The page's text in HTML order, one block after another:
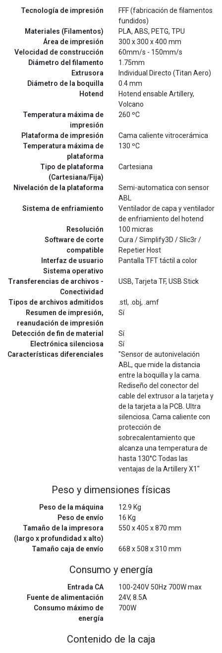
Tecnología de impresión
FFF (fabricación de filamentos
fundidos)
Materiales (Filamentos)
PLA, ABS, PETG, TPU
Área de impresión
300 x 300 x 400 mm
Velocidad de construcción
60mm/s - 150mm/s
Diámetro del filamento
1.75mm
Extrusora
Individual Directo (Titan Aero)
Diámetro de la boquilla
0.4 mm
Hotend
Hotend ensable Artillery,
Volcano
Temperatura máxima de
impresión
260 ºC
Plataforma de impresión
Cama caliente vitrocerámica
Temperatura máxima de
plataforma
130 ºC
Tipo de plataforma
(Cartesiana/Fija)
Cartesiana
Nivelación de la plataforma
Semi-automatica con sensor
ABL
Sistema de enfriamiento
Ventilador de capa y ventilador
de enfriamiento del hotend
Resolución
100 micras
Software de corte
compatible
Cura / Simplify3D / Slic3r /
Repetier Host
Interfaz de usuario
Pantalla TFT táctil a color
Sistema operativo
Transferencias de archivos -
Conectividad
USB, Tarjeta TF, USB Stick
Tipos de archivos admitidos
.stl, .obj, .amf
Resumen de impresión,
reanudación de impresión
Sí
Detección de fin de material
Sí
Electrónica silenciosa
Sí
Características diferenciales
"Sensor de autonivelación
ABL, que mide la distancia
entre la boquilla y la cama.
Rediseño del conector del
cable del extrusor a la tarjeta y
de la tarjeta a la PCB. Ultra
silenciosa. Cama caliente con
protección de
sobrecalentamiento que
alcanza una temperatura de
hasta 130°C Todas las
ventajas de la Artillery X1"
Peso y dimensiones físicas
Peso de la máquina
12.9 Kg
Peso de envío
16 Kg
Tamaño de la impresora
(largo x profundidad x alto)
550 x 405 x 870 mm
Tamaño caja de envío 668 x 508 x 310 mm
Consumo y energía
Entrada CA
100-240V 50Hz 700W max
Fuente de alimentación
24V, 8.5A
Consumo máximo de
energía
700W
Contenido de la caja